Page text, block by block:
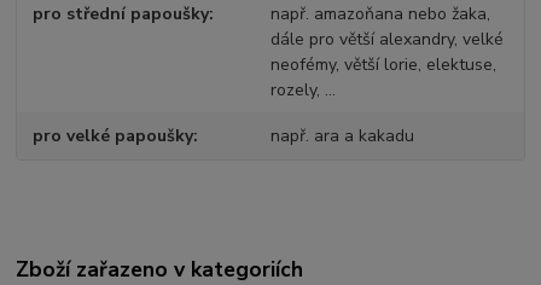
pro střední papoušky
např. amazoňana nebo žaka,
dále pro větší alexandry, velké
neofémy, větší lorie, elektuse,
rozely, ...
pro velké papoušky např. ara a kakadu
Zboží zařazeno v kategoriích